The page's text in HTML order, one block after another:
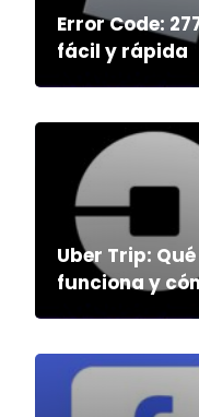
Error Code:
fácil y rápida
Uber Trip:
funciona y